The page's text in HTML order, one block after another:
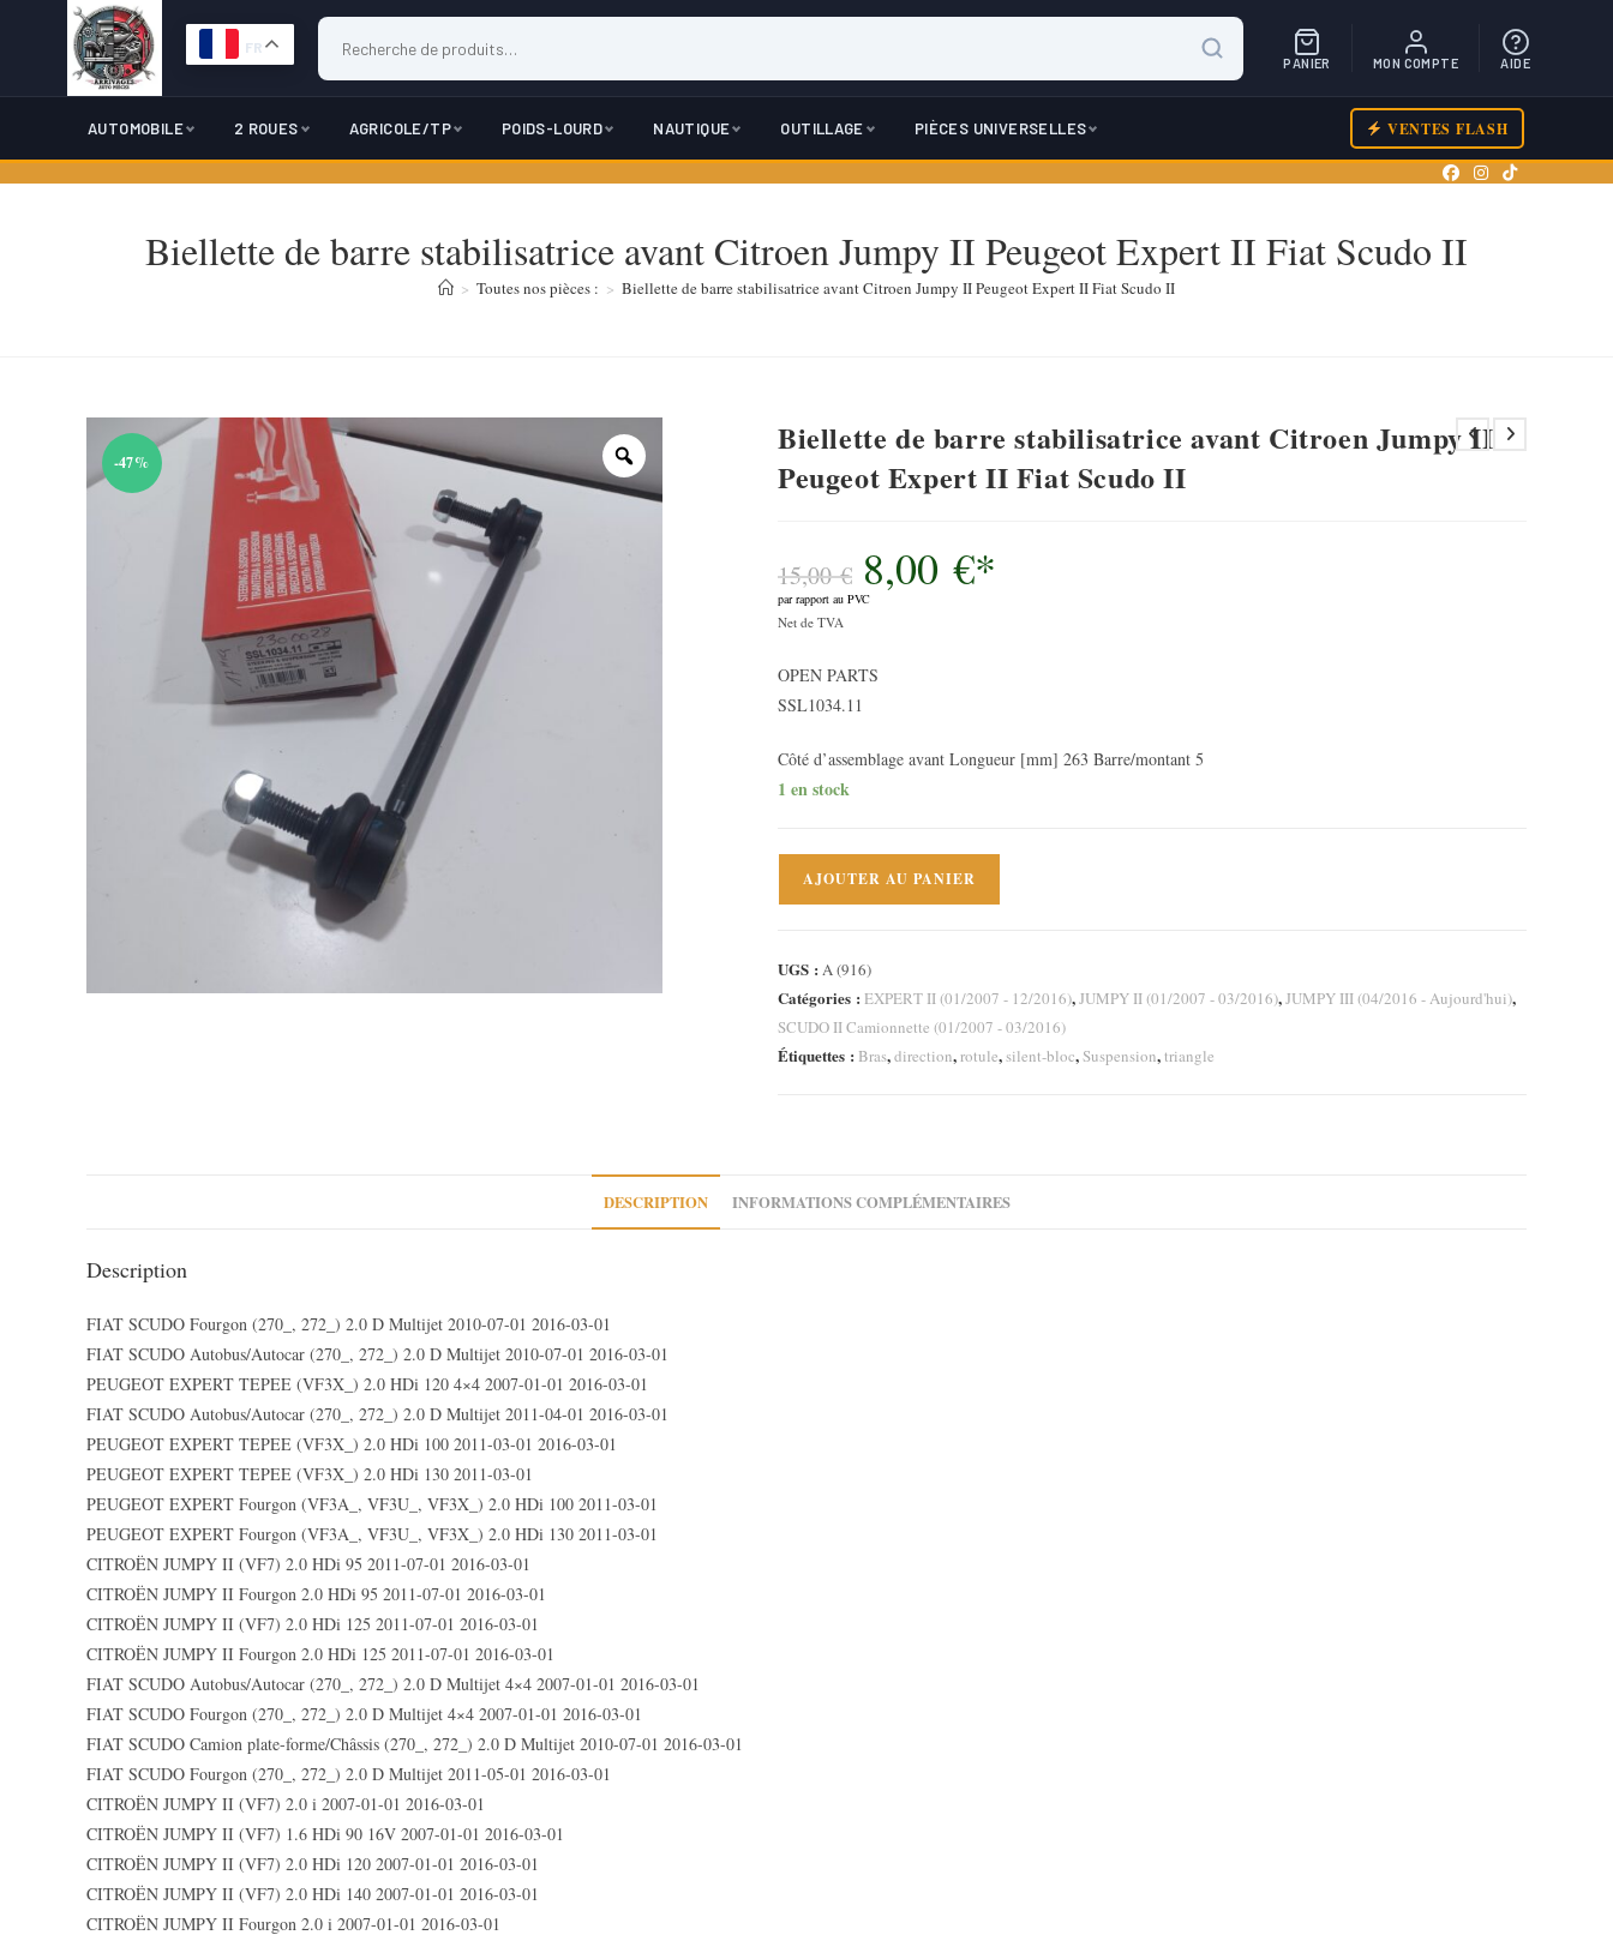
FR
PANIER MON COMPTE AIDE
AUTOMOBILE 2 ROUES AGRICOLE/TP POIDS-LOURD NAUTIQUE OUTILLAGE PIÈCES UNIVERSELLES VENTES FLASH
Biellette de barre stabilisatrice avant Citroen Jumpy II Peugeot Expert II Fiat Scudo II
> Toutes nos pièces : > Biellette de barre stabilisatrice avant Citroen Jumpy II Peugeot Expert II Fiat Scudo II
-47%
Biellette de barre stabilisatrice avant Citroen Jumpy II
Peugeot Expert II Fiat Scudo II
15,00€
Le
prix
initial
était :
8,00 €*
par rapport au PVC
Le
actuel
est :
Net de TVA
OPEN PARTS
SSL1034.11
Côté d’assemblage avant Longueur [mm] 263 Barre/montant 5
1 en stock
stabilisatrice
avant
Expert
AJOUTER AU PANIER
UGS : A (916)
Catégories : EXPERT II (01/2007 - 12/2016),JUMPY II (01/2007 - 03/2016),JUMPY III (04/2016 - Aujourd'hui),
SCUDO II Camionnette (01/2007 - 03/2016)
Étiquettes : Bras,direction,rotule,silent-bloc,Suspension,triangle
DESCRIPTION INFORMATIONS COMPLÉMENTAIRES
Description
FIAT SCUDO Fourgon (270_, 272_) 2.0 D Multijet 2010-07-01 2016-03-01
FIAT SCUDO Autobus/Autocar (270_, 272_) 2.0 D Multijet 2010-07-01 2016-03-01
PEUGEOT EXPERT TEPEE (VF3X_) 2.0 HDi 120 4×4 2007-01-01 2016-03-01
FIAT SCUDO Autobus/Autocar (270_, 272_) 2.0 D Multijet 2011-04-01 2016-03-01
PEUGEOT EXPERT TEPEE (VF3X_) 2.0 HDi 100 2011-03-01 2016-03-01
PEUGEOT EXPERT TEPEE (VF3X_) 2.0 HDi 130 2011-03-01
PEUGEOT EXPERT Fourgon (VF3A_, VF3U_, VF3X_) 2.0 HDi 100 2011-03-01
PEUGEOT EXPERT Fourgon (VF3A_, VF3U_, VF3X_) 2.0 HDi 130 2011-03-01
CITROËN JUMPY II (VF7) 2.0 HDi 95 2011-07-01 2016-03-01
CITROËN JUMPY II Fourgon 2.0 HDi 95 2011-07-01 2016-03-01
CITROËN JUMPY II (VF7) 2.0 HDi 125 2011-07-01 2016-03-01
CITROËN JUMPY II Fourgon 2.0 HDi 125 2011-07-01 2016-03-01
FIAT SCUDO Autobus/Autocar (270_, 272_) 2.0 D Multijet 4×4 2007-01-01 2016-03-01
FIAT SCUDO Fourgon (270_, 272_) 2.0 D Multijet 4×4 2007-01-01 2016-03-01
FIAT SCUDO Camion plate-forme/Châssis (270_, 272_) 2.0 D Multijet 2010-07-01 2016-03-01
FIAT SCUDO Fourgon (270_, 272_) 2.0 D Multijet 2011-05-01 2016-03-01
CITROËN JUMPY II (VF7) 2.0 i 2007-01-01 2016-03-01
CITROËN JUMPY II (VF7) 1.6 HDi 90 16V 2007-01-01 2016-03-01
CITROËN JUMPY II (VF7) 2.0 HDi 120 2007-01-01 2016-03-01
CITROËN JUMPY II (VF7) 2.0 HDi 140 2007-01-01 2016-03-01
CITROËN JUMPY II Fourgon 2.0 i 2007-01-01 2016-03-01